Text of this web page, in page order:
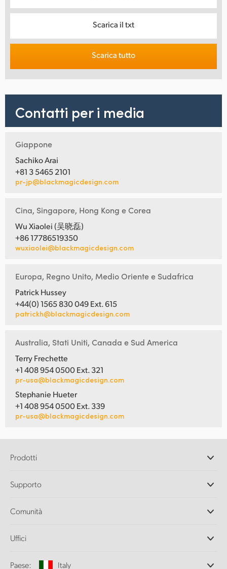
Scarica il txt
Scarica tutto
Contatti per i media
Giappone
Sachiko Arai
+81 3 5465 2101
pr-jp@blackmagicdesign.com
Cina, Singapore, Hong Kong e Corea
Wu Xiaolei (吴晓磊)
+86 17786519350
wuxiaolei@blackmagicdesign.com
Europa, Regno Unito, Medio Oriente e Sudafrica
Patrick Hussey
+44(0) 1565 830 049 Ext. 615
patrickh@blackmagicdesign.com
Australia, Stati Uniti, Canada e Sud America
Terry Frechette
+1 408 954 0500 Ext. 321
pr-usa@blackmagicdesign.com
Stephanie Hueter
+1 408 954 0500 Ext. 339
pr-usa@blackmagicdesign.com
Prodotti
DaVinci Resolve e Fusion
Ultimatte
Acquisizione e riproduzione
Conversione di standard
Supporto
Centro assistenza
Comunità
Uffici
Paese: Italy